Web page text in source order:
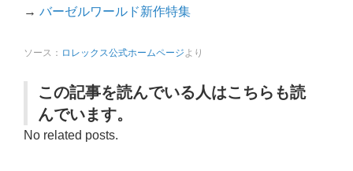
→ バーゼルワールド新作特集
ソース： ロレックス公式ホームページより
この記事を読んでいる人はこちらも読
んでいます。
No related posts.